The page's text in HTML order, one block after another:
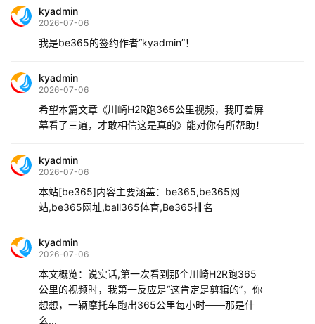
kyadmin
2026-07-06
我是be365的签约作者“kyadmin”！
kyadmin
2026-07-06
希望本篇文章《川崎H2R跑365公里视频，我盯着屏
幕看了三遍，才敢相信这是真的》能对你有所帮助！
kyadmin
2026-07-06
本站[be365]内容主要涵盖：be365,be365网
站,be365网址,ball365体育,Be365排名
kyadmin
2026-07-06
本文概览：说实话,第一次看到那个川崎H2R跑365
公里的视频时，我第一反应是“这肯定是剪辑的”，你
想想，一辆摩托车跑出365公里每小时——那是什
么...